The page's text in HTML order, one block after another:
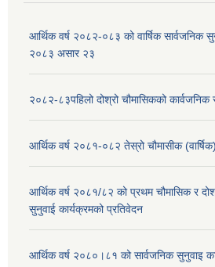
आर्थिक वर्ष २०८२-०८३ को वार्षिक सार्वजनिक
२०८३ असार २३
२०८२-८३पहिलो दोश्रो चौमासिकको
आर्थिक वर्ष २०८१-०८२ तेस्रो चौमासीक
आर्थिक वर्ष २०८१/८२ को प्रथम चौमासिक र
सुनुवाई कार्यक्रमको प्रतिवेदन
आर्थिक वर्ष २०८०।८१ को सार्वजनिक सुनुवाइ